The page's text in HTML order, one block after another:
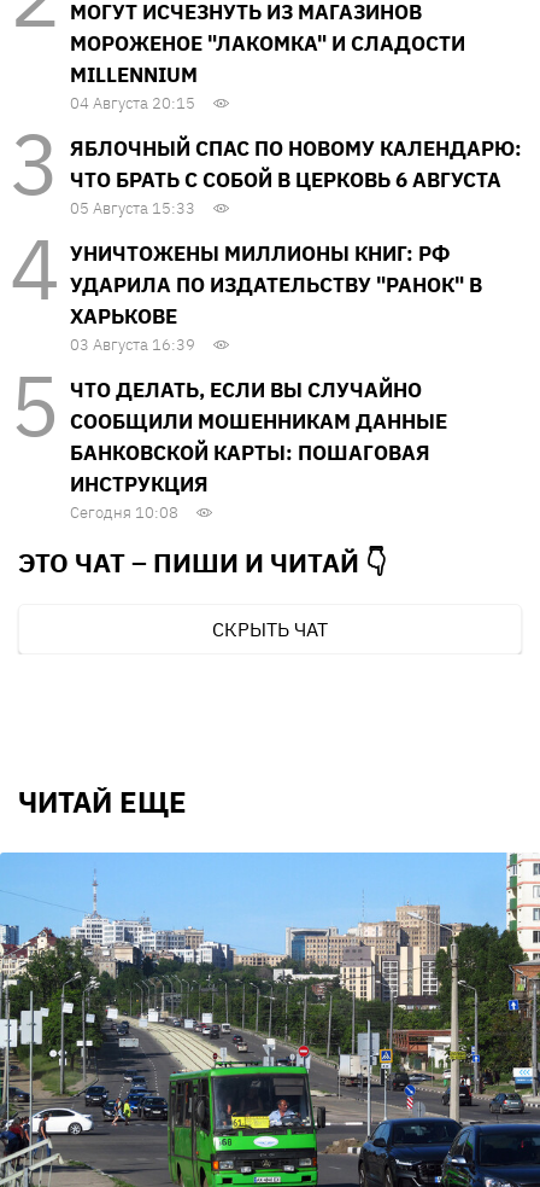
МОГУТ ИСЧЕЗНУТЬ ИЗ МАГАЗИНОВ
МОРОЖЕНОЕ "ЛАКОМКА" И СЛАДОСТИ
MILLENNIUM
04 Августа 20:15
ЯБЛОЧНЫЙ СПАС ПО НОВОМУ КАЛЕНДАРЮ:
ЧТО БРАТЬ С СОБОЙ В ЦЕРКОВЬ 6 АВГУСТА
05 Августа 15:33
УНИЧТОЖЕНЫ МИЛЛИОНЫ КНИГ: РФ
УДАРИЛА ПО ИЗДАТЕЛЬСТВУ "РАНОК" В
ХАРЬКОВЕ
03 Августа 16:39
ЧТО ДЕЛАТЬ, ЕСЛИ ВЫ СЛУЧАЙНО
СООБЩИЛИ МОШЕННИКАМ ДАННЫЕ
БАНКОВСКОЙ КАРТЫ: ПОШАГОВАЯ
ИНСТРУКЦИЯ
Сегодня 10:08
ЭТО ЧАТ – ПИШИ И ЧИТАЙ 👇
СКРЫТЬ ЧАТ
ЧИТАЙ ЕЩЕ